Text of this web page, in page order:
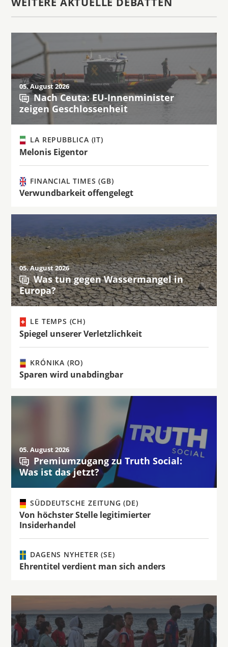
05. August 2026
Nach Ceuta: EU-Innenminister
zeigen Geschlossenheit
LA REPUBBLICA (IT)
Melonis Eigentor
FINANCIAL TIMES (GB)
Verwundbarkeit offengelegt
05. August 2026
Was tun gegen Wassermangel in
Europa?
LE TEMPS (CH)
Spiegel unserer Verletzlichkeit
KRÓNIKA (RO)
Sparen wird unabdingbar
05. August 2026
Premiumzugang zu Truth Social:
Was ist das jetzt?
SÜDDEUTSCHE ZEITUNG (DE)
Von höchster Stelle legitimierter
Insiderhandel
DAGENS NYHETER (SE)
Ehrentitel verdient man sich anders